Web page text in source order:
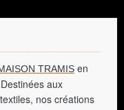
TRAMIS en
aux
nos créations